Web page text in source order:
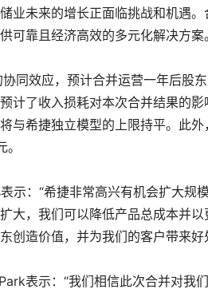
业未来的增长正面临挑战和机遇
可靠且经济高效的多元化解决方案。
同效应，预计合并运营一年后股
计了收入损耗对本次合并结果的
与希捷独立模型的上限持平。此
：“希捷非常高兴有机会扩大规
大，我们可以降低产品总成本并
创造价值，并为我们的客户带来好
表示：“我们相信此次合并对我